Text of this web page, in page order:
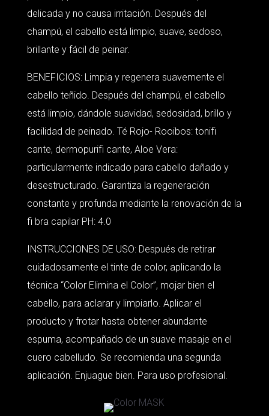
delicada y no causa irritación. Después del
champú, el cabello está limpio, suave, sedoso,
brillante y fácil de peinar.
BENEFICIOS: Limpia y regenera suavemente el
cabello teñido. Después del champú, el cabello
está limpio, dándole suavidad, sedosidad, brillo y
facilidad de peinado. Té Rojo- Rooibos: tonifi
cante, dermopurifi cante, Aloe Vera:
particularmente indicado para cabello dañado y
desestructurado. Garantiza la regeneración
constante y profunda mediante la renovación de la
fi bra capilar PH: 4.0
INSTRUCCIONES DE USO: Después de retirar
cuidadosamente el tinte de color, aplicando la
técnica “Color Elimina el Color”, mojar bien el
cabello, para aclarar y limpiarlo. Aplicar el
producto y frotar hasta obtener abundante
espuma, acompañado de un suave masaje en el
cuero cabelludo. Se recomienda una segunda
aplicación. Enjuague bien. Para uso profesional.